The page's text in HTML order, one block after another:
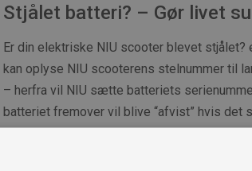
Stjålet batteri? – Gør livet
Er din elektriske NIU scooter blevet stjålet?
kan oplyse NIU scooterens stelnummer til
– herfra vil NIU sætte batteriets
batteriet fremover vil blive “afvist” hvis det
den scooter som batteriet blev leveret med.
Hvis du skulle overveje at købe et nyt, eller